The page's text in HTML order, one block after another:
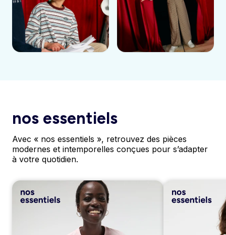
nos essentiels
Avec « nos essentiels », retrouvez des pièces
modernes et intemporelles conçues pour s’adapter
à votre quotidien.